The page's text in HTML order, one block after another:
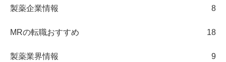
製薬企業情報 8
MRの転職おすすめ 18
製薬業界情報 9